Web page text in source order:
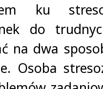
ku
do
na dwa
Osoba